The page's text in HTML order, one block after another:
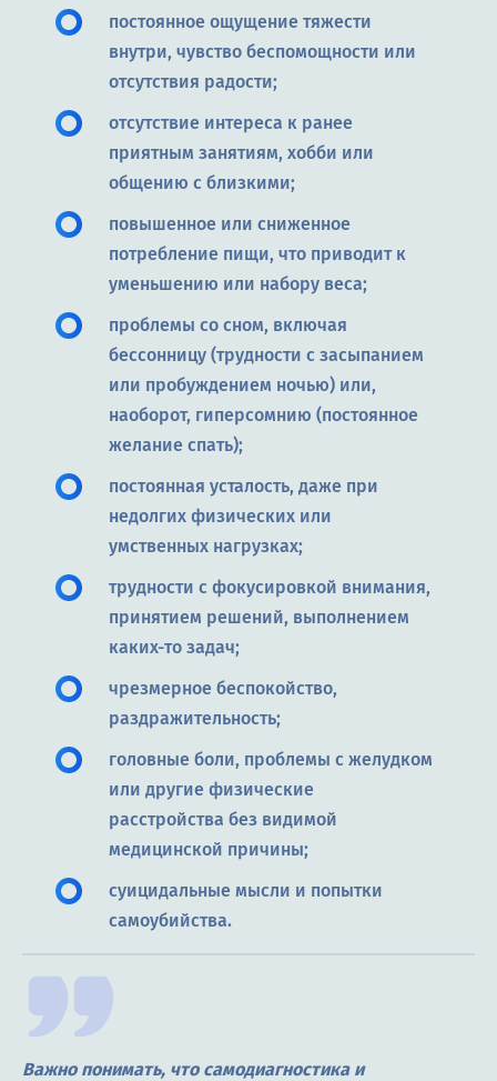
постоянное ощущение тяжести
внутри, чувство беспомощности или
отсутствия радости;
отсутствие интереса к ранее
приятным занятиям, хобби или
общению с близкими;
повышенное или сниженное
потребление пищи, что приводит к
уменьшению или набору веса;
проблемы со сном, включая
бессонницу (трудности с засыпанием
или пробуждением ночью) или,
наоборот, гиперсомнию (постоянное
желание спать);
постоянная усталость, даже при
недолгих физических или
умственных нагрузках;
трудности с фокусировкой внимания,
принятием решений, выполнением
каких-то задач;
чрезмерное беспокойство,
раздражительность;
головные боли, проблемы с желудком
или другие физические
расстройства без видимой
медицинской причины;
суицидальные мысли и попытки
самоубийства.
Важно понимать, что самодиагностика и